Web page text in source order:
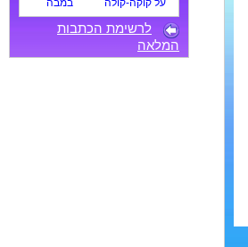
על קוקה-קולה
במבה
לרשימת הכתבות
המלאה